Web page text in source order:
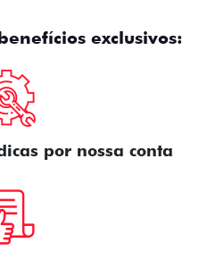
exclusivos:
por nossa conta